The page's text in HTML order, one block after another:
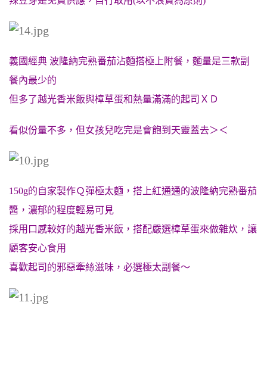
義國經典 波隆納完熟番茄沾麵搭極上附餐，麵量是三款副
餐內最少的
但多了越光香米飯與樟草蛋和熱量滿滿的起司ＸＤ
看似份量不多，但女孩兒吃完是會飽到天靈蓋去＞＜
150g的自家製作Ｑ彈極太麵，搭上紅通通的波隆納完熟番茄
醬，濃郁的程度輕易可見
採用口感較好的越光香米飯，搭配嚴選樟草蛋來做雜炊，讓
顧客安心食用
喜歡起司的邪惡牽絲滋味，必選極太副餐～